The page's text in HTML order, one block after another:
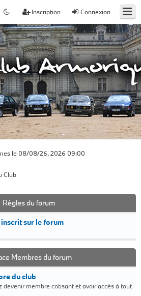
Connexion
Inscription
le 08/08/26, 2026 09:00
Club
Règles du forum
sur le forum
Membres du forum
du club
devenir membre cotisant et avoir accès à tout